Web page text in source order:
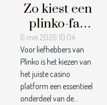
Zo kiest een
plinko-fan
zijn favoriete
casino
platform
6 mei 2026 10:04
Voor liefhebbers van
Plinko is het kiezen van
het juiste casino
platform een essentieel
onderdeel van de...